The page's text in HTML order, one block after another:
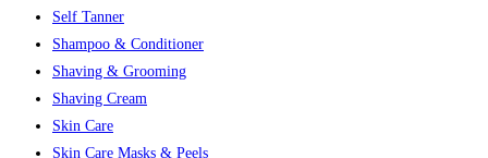
Self Tanner
Shampoo & Conditioner
Shaving & Grooming
Shaving Cream
Skin Care
Skin Care Masks & Peels